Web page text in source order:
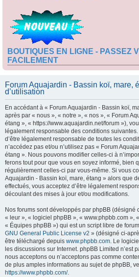
BOUTIQUES EN LIGNE - PASSEZ
FACILEMENT
Forum Aquajardin - Bassin koï, mare,
d’utilisation
En accédant à « Forum Aquajardin - Bassin koï,
après par « nous », « notre », « nos », « Forum
étang », « https://www.aquajardin.net/forum »),
légalement responsable des conditions
d’être légalement responsable de toutes les
n’accédez pas et/ou n’utilisez pas « Forum
étang ». Nous pouvons modifier celles-ci à
ferons tout pour que vous en soyez informé, bien
régulièrement celles-ci par vous-même. Si vous
Aquajardin - Bassin koï, mare, étang » alors que
effectués, vous acceptez d’être légalement
découlant des mises à jour et/ou modifications.
Nos forums sont développés par phpBB (désigné
« leur », « logiciel phpBB », « www.phpbb.com »,
« Équipes phpBB ») qui est un script libre de
GNU General Public License v2 » (désigné ci-
être téléchargé depuis www.phpbb.com. Le
les discussions sur Internet. phpBB Limited n’est
nous acceptons ou n’acceptons pas comme
de plus amples informations au sujet de phpBB,
https://www.phpbb.com/.